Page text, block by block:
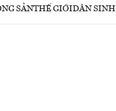
SẢNTHẾ GIỚIDÂN SINH